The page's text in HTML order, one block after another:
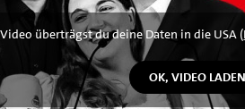
überträgst du deine Daten in die USA (